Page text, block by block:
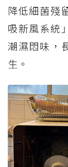
降低細菌殘
吸新風系統
潮濕悶味，
生。